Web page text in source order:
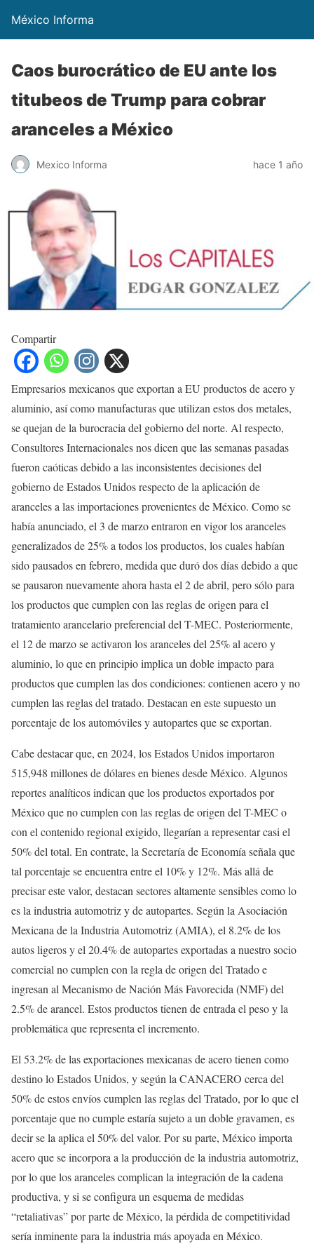
México Informa
Caos burocrático de EU ante los
titubeos de Trump para cobrar
aranceles a México
Mexico Informa hace 1 año
Compartir
Empresarios mexicanos que exportan a EU productos de acero y
aluminio, así como manufacturas que utilizan estos dos metales,
se quejan de la burocracia del gobierno del norte. Al respecto,
Consultores Internacionales nos dicen que las semanas pasadas
fueron caóticas debido a las inconsistentes decisiones del
gobierno de Estados Unidos respecto de la aplicación de
aranceles a las importaciones provenientes de México. Como se
había anunciado, el 3 de marzo entraron en vigor los aranceles
generalizados de 25% a todos los productos, los cuales habían
sido pausados en febrero, medida que duró dos días debido a que
se pausaron nuevamente ahora hasta el 2 de abril, pero sólo para
los productos que cumplen con las reglas de origen para el
tratamiento arancelario preferencial del T-MEC. Posteriormente,
el 12 de marzo se activaron los aranceles del 25% al acero y
aluminio, lo que en principio implica un doble impacto para
productos que cumplen las dos condiciones: contienen acero y no
cumplen las reglas del tratado. Destacan en este supuesto un
porcentaje de los automóviles y autopartes que se exportan.
Cabe destacar que, en 2024, los Estados Unidos importaron
515,948 millones de dólares en bienes desde México. Algunos
reportes analíticos indican que los productos exportados por
México que no cumplen con las reglas de origen del T-MEC o
con el contenido regional exigido, llegarían a representar casi el
50% del total. En contrate, la Secretaría de Economía señala que
tal porcentaje se encuentra entre el 10% y 12%. Más allá de
precisar este valor, destacan sectores altamente sensibles como lo
es la industria automotriz y de autopartes. Según la Asociación
Mexicana de la Industria Automotriz (AMIA), el 8.2% de los
autos ligeros y el 20.4% de autopartes exportadas a nuestro socio
comercial no cumplen con la regla de origen del Tratado e
ingresan al Mecanismo de Nación Más Favorecida (NMF) del
2.5% de arancel. Estos productos tienen de entrada el peso y la
problemática que representa el incremento.
El 53.2% de las exportaciones mexicanas de acero tienen como
destino lo Estados Unidos, y según la CANACERO cerca del
50% de estos envíos cumplen las reglas del Tratado, por lo que el
porcentaje que no cumple estaría sujeto a un doble gravamen, es
decir se la aplica el 50% del valor. Por su parte, México importa
acero que se incorpora a la producción de la industria automotriz,
por lo que los aranceles complican la integración de la cadena
productiva, y si se configura un esquema de medidas
“retaliativas” por parte de México, la pérdida de competitividad
sería inminente para la industria más apoyada en México.